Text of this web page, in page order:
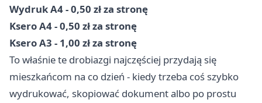
Wydruk A4 - 0,50 zł za stronę
Ksero A4 - 0,50 zł za stronę
Ksero A3 - 1,00 zł za stronę
To właśnie te drobiazgi najczęściej przydają się
mieszkańcom na co dzień - kiedy trzeba coś szybko
wydrukować, skopiować dokument albo po prostu